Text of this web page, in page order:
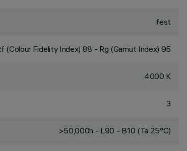
fest
(Colour Fidelity Index) 88 - Rg (Gamut Index) 95
4000 K
3
>50,000h - L90 - B10 (Ta 25°C)